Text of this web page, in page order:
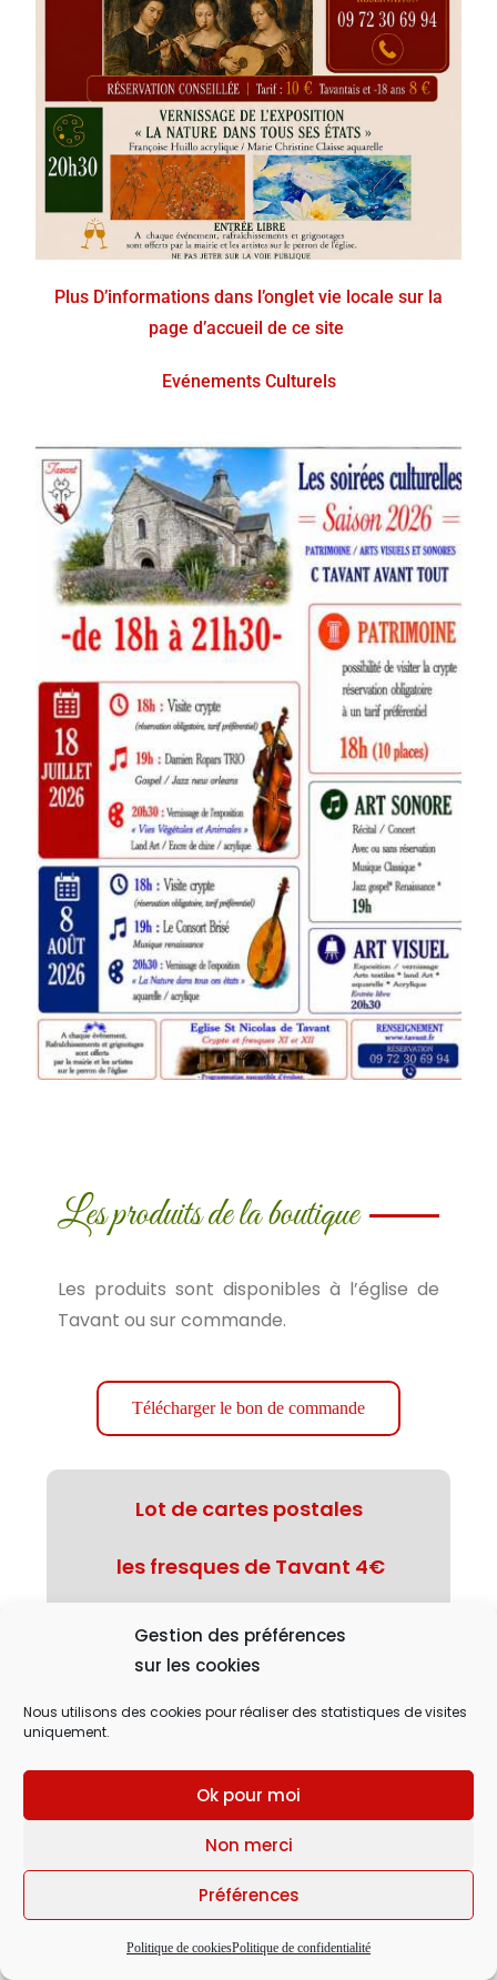
Gestion des préférences
sur les cookies
Nous utilisons des cookies pour réaliser des statistiques de visites
uniquement.
Ok pour moi
Non merci
Préférences
Politique de cookiesPolitique de confidentialité
Plus D’informations dans l’onglet vie locale sur la
page d’accueil de ce site
Evénements Culturels
Les produits de la boutique
Les produits sont disponibles à l’église de
Tavant ou sur commande.
Télécharger le bon de commande
Lot de cartes postales
les fresques de Tavant 4€